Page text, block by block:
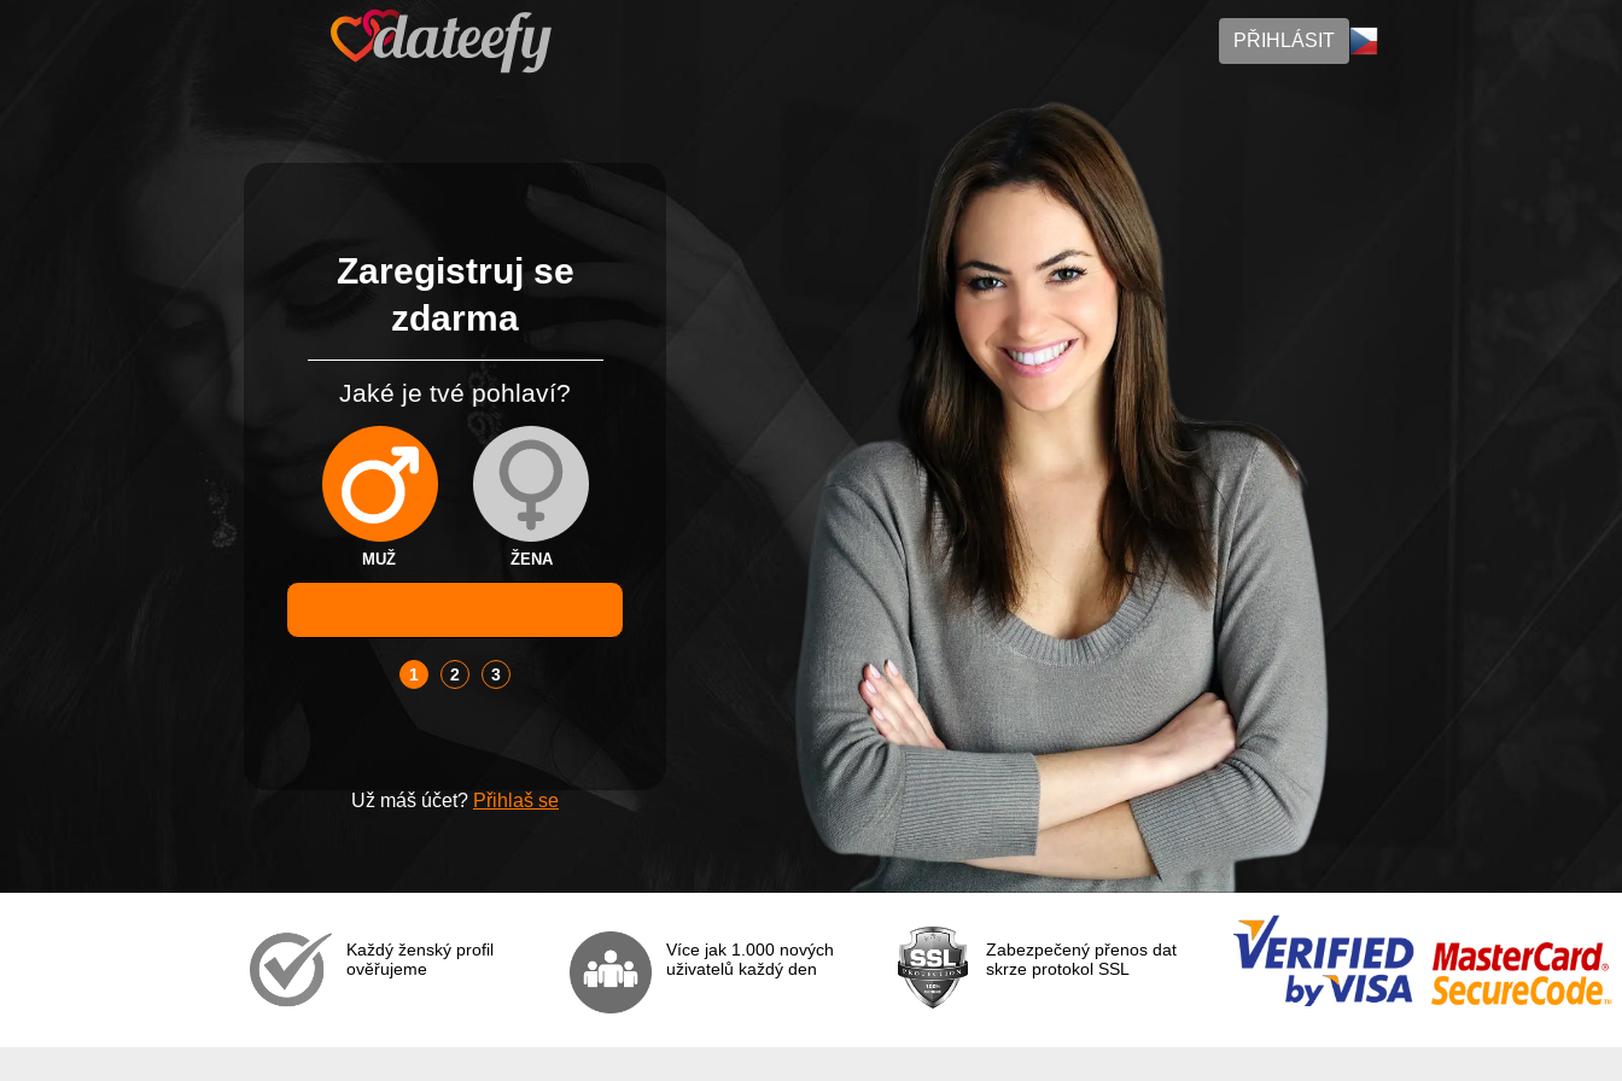
PŘIHLÁSIT
Zaregistruj se
zdarma
Jaké je tvé pohlaví?
MUŽ ŽENA
S kým se chceš seznámit?
S MUŽEM SE ŽENOU
1 2 3
Už máš účet? Přihlaš se
Každý ženský profil
ověřujeme
Více jak 1.000 nových
uživatelů každý den
Zabezpečený přenos dat
skrze protokol SSL